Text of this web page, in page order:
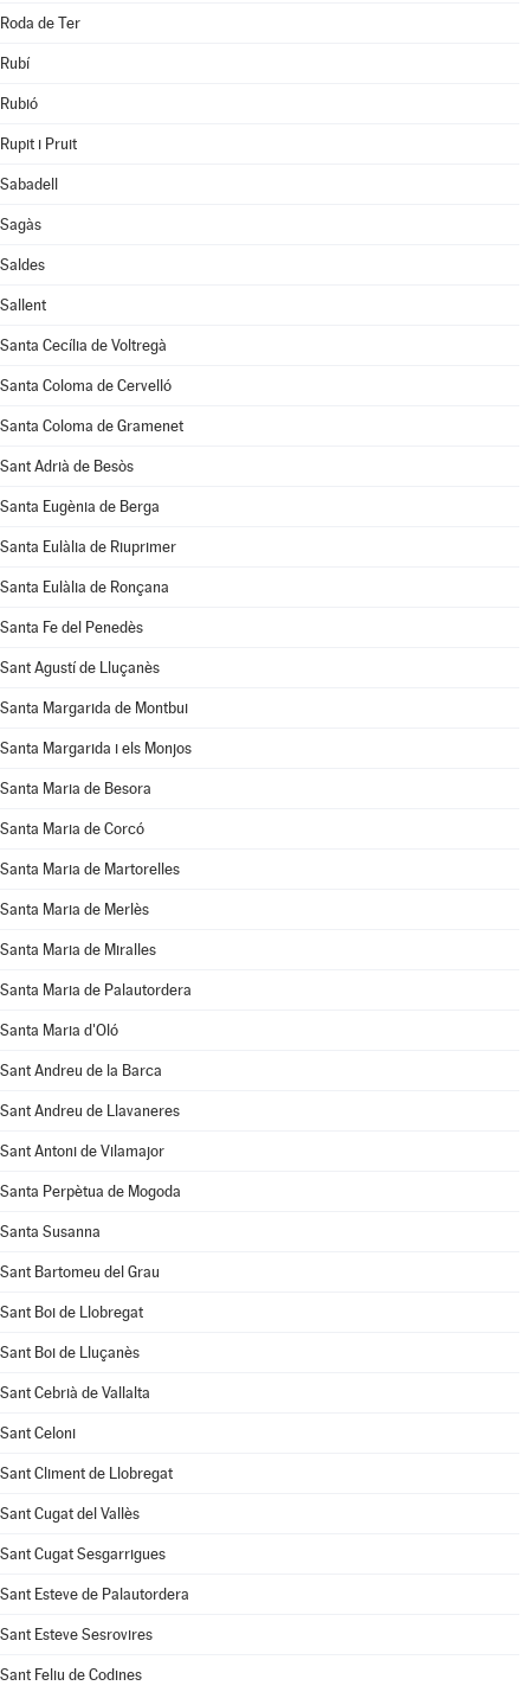
Roda de Ter
Rubí
Rubió
Rupit i Pruit
Sabadell
Sagàs
Saldes
Sallent
Santa Cecília de Voltregà
Santa Coloma de Cervelló
Santa Coloma de Gramenet
Sant Adrià de Besòs
Santa Eugènia de Berga
Santa Eulàlia de Riuprimer
Santa Eulàlia de Ronçana
Santa Fe del Penedès
Sant Agustí de Lluçanès
Santa Margarida de Montbui
Santa Margarida i els Monjos
Santa Maria de Besora
Santa Maria de Corcó
Santa Maria de Martorelles
Santa Maria de Merlès
Santa Maria de Miralles
Santa Maria de Palautordera
Santa Maria d'Oló
Sant Andreu de la Barca
Sant Andreu de Llavaneres
Sant Antoni de Vilamajor
Santa Perpètua de Mogoda
Santa Susanna
Sant Bartomeu del Grau
Sant Boi de Llobregat
Sant Boi de Lluçanès
Sant Cebrià de Vallalta
Sant Celoni
Sant Climent de Llobregat
Sant Cugat del Vallès
Sant Cugat Sesgarrigues
Sant Esteve de Palautordera
Sant Esteve Sesrovires
Sant Feliu de Codines